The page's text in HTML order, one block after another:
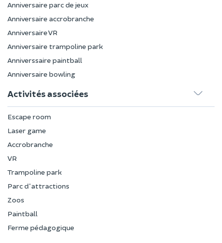
Anniversaire parc de jeux
Anniversaire accrobranche
Anniversaire VR
Anniversaire trampoline park
Anniverssaire paintball
Anniversaire bowling
Activités associées
Escape room
Laser game
Accrobranche
VR
Trampoline park
Parc d'attractions
Zoos
Paintball
Ferme pédagogique